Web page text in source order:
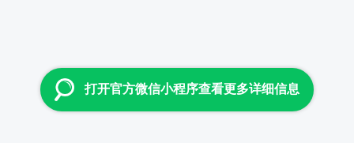
打开官方微信小程序查看更多详细信息